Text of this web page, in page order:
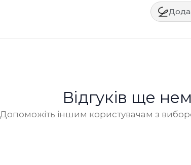
Відгуків ще
Допоможіть іншим користувачам з